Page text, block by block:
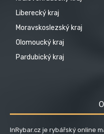
Liberecký kraj
Moravskoslezský kraj
Olomoucký kraj
Pardubický kraj
InRybar.cz je rybářský online